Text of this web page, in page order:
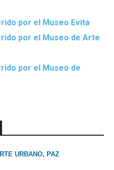
por el Museo Evita
por el Museo de Arte
por el Museo de
URBANO, PAZ